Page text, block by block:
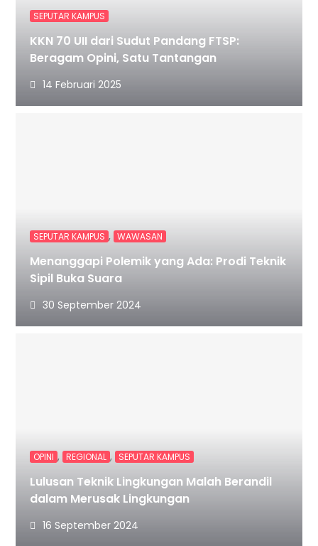
SEPUTAR KAMPUS
KKN 70 UII dari Sudut Pandang FTSP:
Beragam Opini, Satu Tantangan
14 Februari 2025
SEPUTAR KAMPUS , WAWASAN
Menanggapi Polemik yang Ada: Prodi Teknik
Sipil Buka Suara
30 September 2024
OPINI , REGIONAL , SEPUTAR KAMPUS
Lulusan Teknik Lingkungan Malah Berandil
dalam Merusak Lingkungan
16 September 2024